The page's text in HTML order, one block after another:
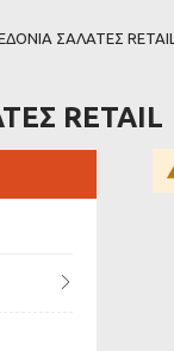
ΣΑΛΑΤΕΣ RETAIL
RETAIL